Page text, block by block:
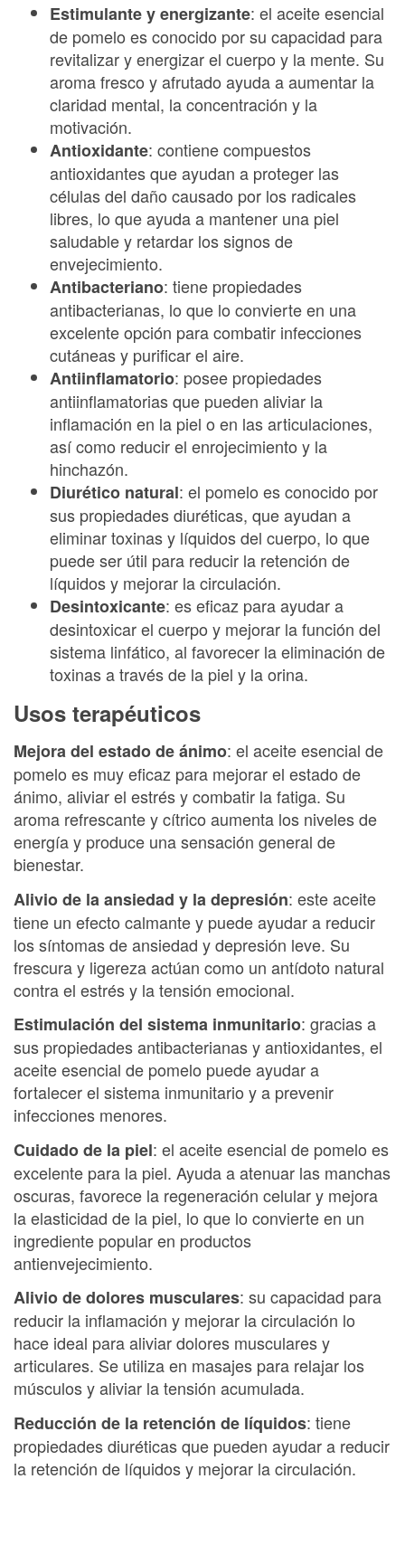
Estimulante y energizante: el aceite esencial
de pomelo es conocido por su capacidad para
revitalizar y energizar el cuerpo y la mente. Su
aroma fresco y afrutado ayuda a aumentar la
claridad mental, la concentración y la
motivación.
Antioxidante: contiene compuestos
antioxidantes que ayudan a proteger las
células del daño causado por los radicales
libres, lo que ayuda a mantener una piel
saludable y retardar los signos de
envejecimiento.
Antibacteriano: tiene propiedades
antibacterianas, lo que lo convierte en una
excelente opción para combatir infecciones
cutáneas y purificar el aire.
Antiinflamatorio: posee propiedades
antiinflamatorias que pueden aliviar la
inflamación en la piel o en las articulaciones,
así como reducir el enrojecimiento y la
hinchazón.
Diurético natural: el pomelo es conocido por
sus propiedades diuréticas, que ayudan a
eliminar toxinas y líquidos del cuerpo, lo que
puede ser útil para reducir la retención de
líquidos y mejorar la circulación.
Desintoxicante: es eficaz para ayudar a
desintoxicar el cuerpo y mejorar la función del
sistema linfático, al favorecer la eliminación de
toxinas a través de la piel y la orina.
Usos terapéuticos
Mejora del estado de ánimo: el aceite esencial de
pomelo es muy eficaz para mejorar el estado de
ánimo, aliviar el estrés y combatir la fatiga. Su
aroma refrescante y cítrico aumenta los niveles de
energía y produce una sensación general de
bienestar.
Alivio de la ansiedad y la depresión: este aceite
tiene un efecto calmante y puede ayudar a reducir
los síntomas de ansiedad y depresión leve. Su
frescura y ligereza actúan como un antídoto natural
contra el estrés y la tensión emocional.
Estimulación del sistema inmunitario: gracias a
sus propiedades antibacterianas y antioxidantes, el
aceite esencial de pomelo puede ayudar a
fortalecer el sistema inmunitario y a prevenir
infecciones menores.
Cuidado de la piel: el aceite esencial de pomelo es
excelente para la piel. Ayuda a atenuar las manchas
oscuras, favorece la regeneración celular y mejora
la elasticidad de la piel, lo que lo convierte en un
ingrediente popular en productos
antienvejecimiento.
Alivio de dolores musculares: su capacidad para
reducir la inflamación y mejorar la circulación lo
hace ideal para aliviar dolores musculares y
articulares. Se utiliza en masajes para relajar los
músculos y aliviar la tensión acumulada.
Reducción de la retención de líquidos: tiene
propiedades diuréticas que pueden ayudar a reducir
la retención de líquidos y mejorar la circulación.